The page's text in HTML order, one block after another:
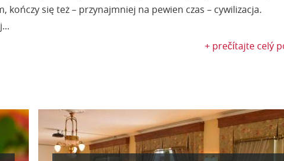
się też – przynajmniej na pewien czas – cywilizacja.
+ prečítajte celý